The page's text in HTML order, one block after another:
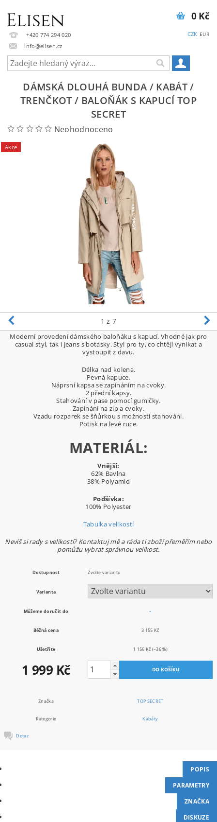
+420 774 294 020
info@elisen.cz
CZK EUR
0 Kč
DÁMSKÁ DLOUHÁ BUNDA / KABÁT /
TRENČKOT / BALOŇÁK S KAPUCÍ TOP
SECRET
Neohodnoceno
Akce
1 z 7
Moderní provedení dámského baloňáku s kapucí. Vhodné jak pro
casual styl, tak i jeans s botasky. Styl pro ty, co chtějí vynikat a
vystoupit z davu.
Délka nad kolena.
Pevná kapuce.
Náprsní kapsa se zapínáním na cvoky.
2 přední kapsy.
Stahování v pase pomocí gumičky.
Zapínání na zip a cvoky.
Vzadu rozparek se šňůrkou s možností stahování.
Potisk na levé ruce.
MATERIÁL:
Vnější:
62% Bavlna
38% Polyamid
Podšívka:
100% Polyester
Tabulka velikostí
Nevíš si rady s velikostí? Kontaktuj mě a ráda ti zboží přeměřím nebo
pomůžu vybrat správnou velikost.
Dostupnost Zvolte variantu
Varianta
Můžeme doručit do –
Běžná cena 3 155 Kč
Ušetříte 1 156 Kč (–36 %)
1 999 Kč
Značka TOP SECRET
Kategorie Kabáty
Dotaz
POPIS
PARAMETRY
ZNAČKA
DISKUZE